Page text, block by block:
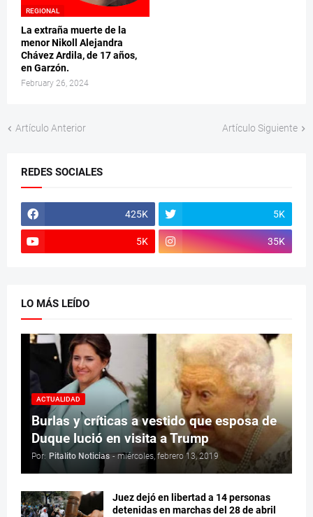
REGIONAL
La extraña muerte de la
menor Nikoll Alejandra
Chávez Ardila, de 17 años,
en Garzón.
February 26, 2024
Artículo Anterior Artículo Siguiente
REDES SOCIALES
425K 5K
5K 35K
LO MÁS LEÍDO
ACTUALIDAD
Burlas y críticas a vestido que esposa de
Duque lució en visita a Trump
Por: Pitalito Noticias - miércoles, febrero 13, 2019
Juez dejó en libertad a 14 personas
detenidas en marchas del 28 de abril